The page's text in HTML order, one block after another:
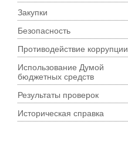
Закупки
Безопасность
Противодействие коррупции
Использование Думой
бюджетных средств
Результаты проверок
Историческая справка